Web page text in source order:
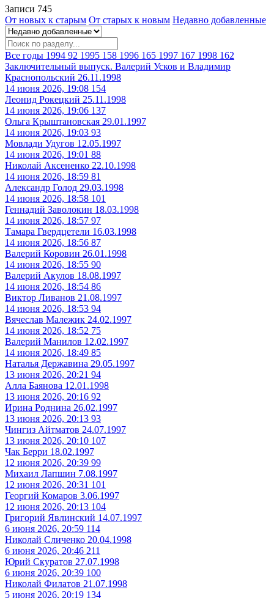
Записи 745
От новых к старым От старых к новым Недавно добавленные
Все годы 1994 92 1995 158 1996 165 1997 167 1998 162
Заключительный выпуск. Валерий Усков и Владимир
Краснопольский 26.11.1998
14 июня 2026, 19:08 154
Леонид Рокецкий 25.11.1998
14 июня 2026, 19:06 137
Ольга Крыштановская 29.01.1997
14 июня 2026, 19:03 93
Мовлади Удугов 12.05.1997
14 июня 2026, 19:01 88
Николай Аксененко 22.10.1998
14 июня 2026, 18:59 81
Александр Голод 29.03.1998
14 июня 2026, 18:58 101
Геннадий Заволокин 18.03.1998
14 июня 2026, 18:57 97
Тамара Гвердцетели 16.03.1998
14 июня 2026, 18:56 87
Валерий Коровин 26.01.1998
14 июня 2026, 18:55 90
Валерий Акулов 18.08.1997
14 июня 2026, 18:54 86
Виктор Ливанов 21.08.1997
14 июня 2026, 18:53 94
Вячеслав Малежик 24.02.1997
14 июня 2026, 18:52 75
Валерий Манилов 12.02.1997
14 июня 2026, 18:49 85
Наталья Державина 29.05.1997
13 июня 2026, 20:21 94
Алла Баянова 12.01.1998
13 июня 2026, 20:16 92
Ирина Роднина 26.02.1997
13 июня 2026, 20:13 93
Чингиз Айтматов 24.07.1997
13 июня 2026, 20:10 107
Чак Берри 18.02.1997
12 июня 2026, 20:39 99
Михаил Лапшин 7.08.1997
12 июня 2026, 20:31 101
Георгий Комаров 3.06.1997
12 июня 2026, 20:13 104
Григорий Явлинский 14.07.1997
6 июня 2026, 20:59 114
Николай Сличенко 20.04.1998
6 июня 2026, 20:46 211
Юрий Скуратов 27.07.1998
6 июня 2026, 20:39 100
Николай Филатов 21.07.1998